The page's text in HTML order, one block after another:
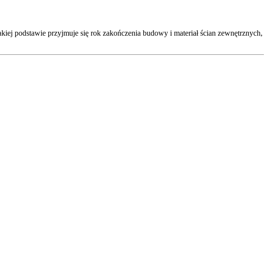
podstawie przyjmuje się rok zakończenia budowy i materiał ścian zewnętrznych,